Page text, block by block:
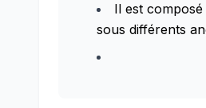
Il est
sous différents